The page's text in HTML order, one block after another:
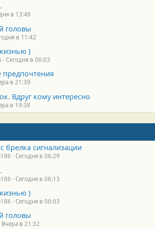
в 13:48
головы
в 11:42
)
Сегодня в 06:03
в 21:39
Вдруг кому интересно
в 19:38
брелка сигнализации
Сегодня в 06:29
Сегодня в 06:13
)
Сегодня в 06:03
головы
Вчера в 21:32